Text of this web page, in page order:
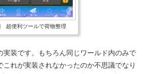
超便利ツールで荷物整理
実装です。もちろん同じワールド内のみで
これが実装されなかったのか不思議でなり